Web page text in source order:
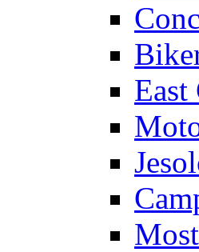
East